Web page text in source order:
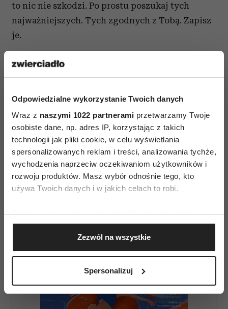
Odpowiedzialne wykorzystanie Twoich danych
Wraz z naszymi 1022 partnerami przetwarzamy Twoje
osobiste dane, np. adres IP, korzystając z takich
technologii jak pliki cookie, w celu wyświetlania
spersonalizowanych reklam i treści, analizowania tychże,
wychodzenia naprzeciw oczekiwaniom użytkowników i
rozwoju produktów. Masz wybór odnośnie tego, kto
używa Twoich danych i w jakich celach to robi.
Jeśli wyrazisz na to zgodę, chcielibyśmy również:
Gromadzić dane dotyczące Twojej lokalizacji
geograficznej z dokładnością nawet do kilku metrów
Identyfikować Twoje urządzenie, aktywnie
(fingerprinting, czyli wirtualny odcisk palca)
dane są przetwarzane oraz ustaw własne preferencje w
Zezwól na wszystkie
Spersonalizuj
to nic nie szkodzi. Po prostu poszukaj tych
najważniejszych. Tych zgodnych z Tobą. Zapisz
je.
Tekst:
trenerka biznesu i rozwoju osobistego,